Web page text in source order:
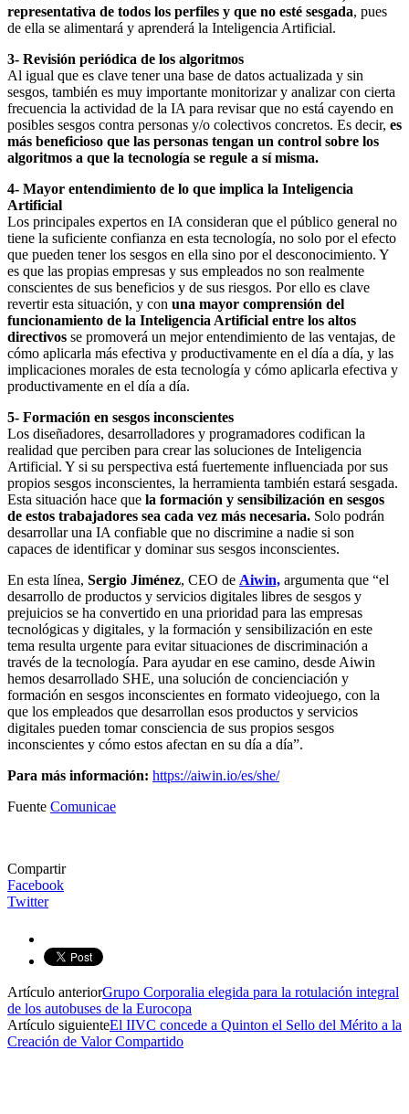
representativa de todos los perfiles y que no esté sesgada, pues
de ella se alimentará y aprenderá la Inteligencia Artificial.
3- Revisión periódica de los algoritmos
Al igual que es clave tener una base de datos actualizada y sin
sesgos, también es muy importante monitorizar y analizar con cierta
frecuencia la actividad de la IA para revisar que no está cayendo en
posibles sesgos contra personas y/o colectivos concretos. Es decir, es
más beneficioso que las personas tengan un control sobre los
algoritmos a que la tecnología se regule a sí misma.
4- Mayor entendimiento de lo que implica la Inteligencia
Artificial
Los principales expertos en IA consideran que el público general no
tiene la suficiente confianza en esta tecnología, no solo por el efecto
que pueden tener los sesgos en ella sino por el desconocimiento. Y
es que las propias empresas y sus empleados no son realmente
conscientes de sus beneficios y de sus riesgos. Por ello es clave
revertir esta situación, y con una mayor comprensión del
funcionamiento de la Inteligencia Artificial entre los altos
directivos se promoverá un mejor entendimiento de las ventajas, de
cómo aplicarla más efectiva y productivamente en el día a día, y las
implicaciones morales de esta tecnología y cómo aplicarla efectiva y
productivamente en el día a día.
5- Formación en sesgos inconscientes
Los diseñadores, desarrolladores y programadores codifican la
realidad que perciben para crear las soluciones de Inteligencia
Artificial. Y si su perspectiva está fuertemente influenciada por sus
propios sesgos inconscientes, la herramienta también estará sesgada.
Esta situación hace que la formación y sensibilización en sesgos
de estos trabajadores sea cada vez más necesaria. Solo podrán
desarrollar una IA confiable que no discrimine a nadie si son
capaces de identificar y dominar sus sesgos inconscientes.
En esta línea, Sergio Jiménez, CEO de Aiwin, argumenta que “el
desarrollo de productos y servicios digitales libres de sesgos y
prejuicios se ha convertido en una prioridad para las empresas
tecnológicas y digitales, y la formación y sensibilización en este
tema resulta urgente para evitar situaciones de discriminación a
través de la tecnología. Para ayudar en ese camino, desde Aiwin
hemos desarrollado SHE, una solución de concienciación y
formación en sesgos inconscientes en formato videojuego, con la
que los empleados que desarrollan esos productos y servicios
digitales pueden tomar consciencia de sus propios sesgos
inconscientes y cómo estos afectan en su día a día”.
Para más información: https://aiwin.io/es/she/
Fuente Comunicae
Compartir
Facebook
Twitter
Artículo anteriorGrupo Corporalia elegida para la rotulación integral
de los autobuses de la Eurocopa
Artículo siguienteEl IIVC concede a Quinton el Sello del Mérito a la
Creación de Valor Compartido